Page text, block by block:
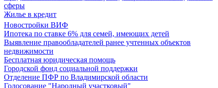
сферы
Жилье в кредит
Новостройки ВИФ
Ипотека по ставке 6% для семей, имеющих детей
Выявление правообладателей ранее учтенных объектов
недвижимости
Бесплатная юридическая помощь
Городской фонд социальной поддержки
Отделение ПФР по Владимирской области
Голосование "Народный участковый"